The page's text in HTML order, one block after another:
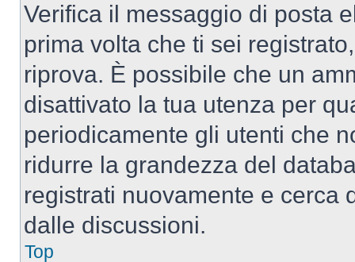
Verifica il messaggio di posta
prima volta che ti sei
riprova. È possibile che un
disattivato la tua utenza per
periodicamente gli utenti che
ridurre la grandezza del
registrati nuovamente e cerca
dalle discussioni.
Top